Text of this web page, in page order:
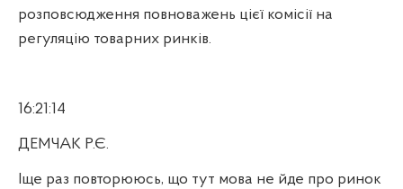
розповсюдження повноважень цієї комісії на
регуляцію товарних ринків.
16:21:14
ДЕМЧАК Р.Є.
Іще раз повторююсь, що тут мова не йде про ринок